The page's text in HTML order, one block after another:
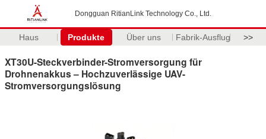
Dongguan RitianLink Technology Co., Ltd.
Haus Produkte Über uns Fabrik-Ausflug >>
XT30U-Steckverbinder-Stromversorgung für
Drohnenakkus – Hochzuverlässige UAV-
Stromversorgungslösung